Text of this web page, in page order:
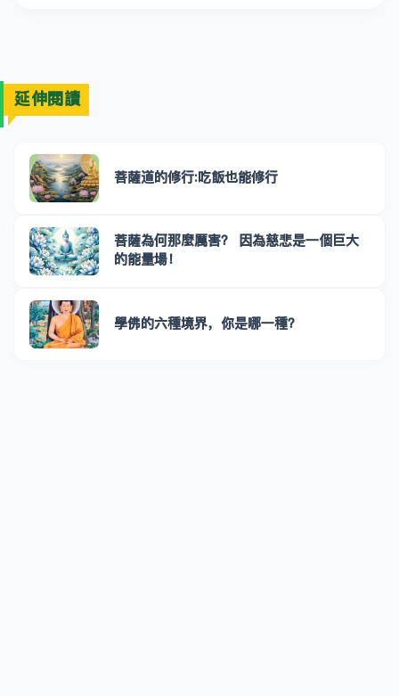
延伸閱讀
菩薩道的修行:吃飯也能修行
菩薩為何那麼厲害？ 因為慈悲是一個巨大
的能量場！
學佛的六種境界，你是哪一種？